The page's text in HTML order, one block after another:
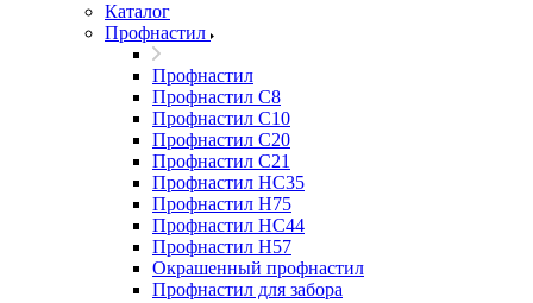
Каталог
Профнастил
Профнастил
Профнастил С8
Профнастил С10
Профнастил С20
Профнастил С21
Профнастил НС35
Профнастил Н75
Профнастил HC44
Профнастил Н57
Окрашенный профнастил
Профнастил для забора